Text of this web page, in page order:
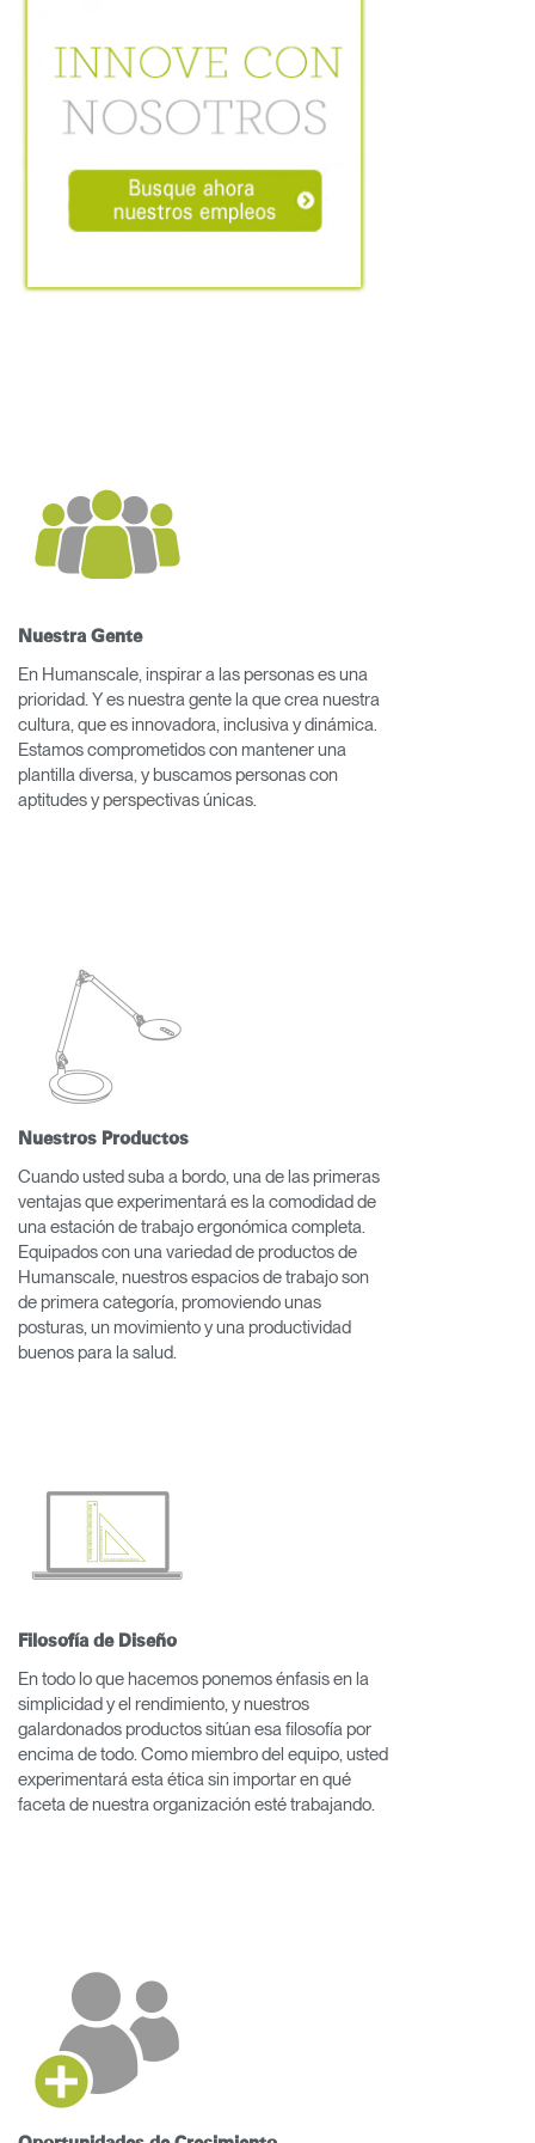
Opens
Facebook
Opens
Twitter
Opens
Linkedin
Opens
Instagram
Opens
Humanscale
Blog
Opens
Pinterest
Opens
YouTube
Nuestra Gente
En Humanscale, inspirar a las personas es una
prioridad. Y es nuestra gente la que crea nuestra
cultura, que es innovadora, inclusiva y dinámica.
Estamos comprometidos con mantener una
plantilla diversa, y buscamos personas con
aptitudes y perspectivas únicas.
Nuestros Productos
Cuando usted suba a bordo, una de las primeras
ventajas que experimentará es la comodidad de
una estación de trabajo ergonómica completa.
Equipados con una variedad de productos de
Humanscale, nuestros espacios de trabajo son
de primera categoría, promoviendo unas
posturas, un movimiento y una productividad
buenos para la salud.
Filosofía de Diseño
En todo lo que hacemos ponemos énfasis en la
simplicidad y el rendimiento, y nuestros
galardonados productos sitúan esa filosofía por
encima de todo. Como miembro del equipo, usted
experimentará esta ética sin importar en qué
faceta de nuestra organización esté trabajando.